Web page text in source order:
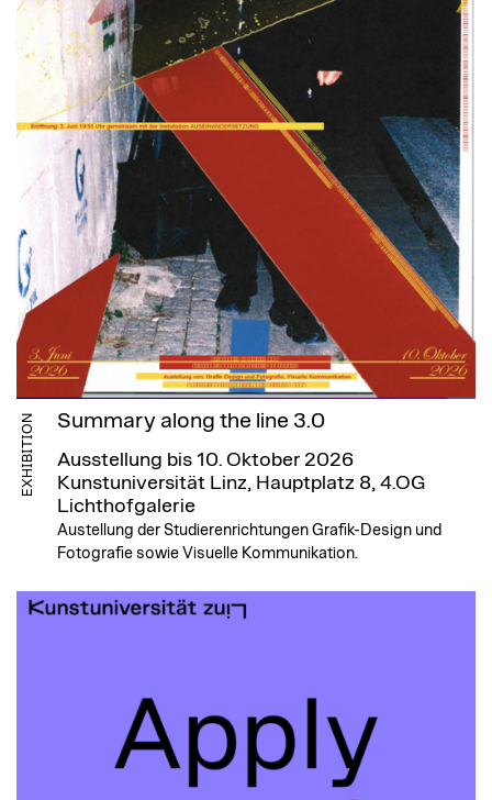
EXHIBITION Summary along the line 3.0
Ausstellung bis 10. Oktober 2026
Kunstuniversität Linz, Hauptplatz 8, 4.OG
Lichthofgalerie
Austellung der Studierenrichtungen Grafik-Design und
Fotografie sowie Visuelle Kommunikation.